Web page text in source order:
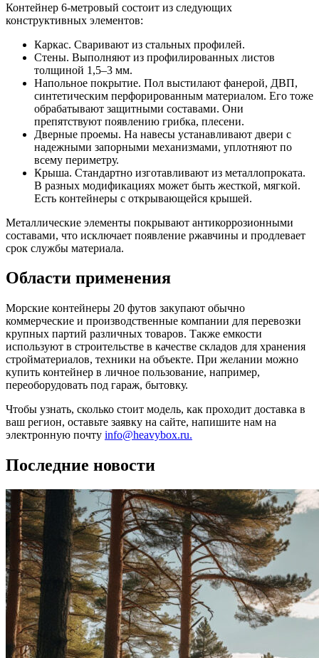
Контейнер 6-метровый состоит из следующих
конструктивных элементов:
Каркас. Сваривают из стальных профилей.
Стены. Выполняют из профилированных листов
толщиной 1,5–3 мм.
Напольное покрытие. Пол выстилают фанерой, ДВП,
синтетическим перфорированным материалом. Его тоже
обрабатывают защитными составами. Они
препятствуют появлению грибка, плесени.
Дверные проемы. На навесы устанавливают двери с
надежными запорными механизмами, уплотняют по
всему периметру.
Крыша. Стандартно изготавливают из металлопроката.
В разных модификациях может быть жесткой, мягкой.
Есть контейнеры с открывающейся крышей.
Металлические элементы покрывают антикоррозионными
составами, что исключает появление ржавчины и продлевает
срок службы материала.
Области применения
Морские контейнеры 20 футов закупают обычно
коммерческие и производственные компании для перевозки
крупных партий различных товаров. Также емкости
используют в строительстве в качестве складов для хранения
стройматериалов, техники на объекте. При желании можно
купить контейнер в личное пользование, например,
переоборудовать под гараж, бытовку.
Чтобы узнать, сколько стоит модель, как проходит доставка в
ваш регион, оставьте заявку на сайте, напишите нам на
электронную почту info@heavybox.ru.
Последние новости